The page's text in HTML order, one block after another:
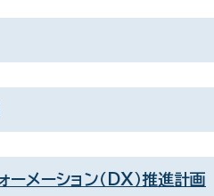
ーメーション（DX）推進計画